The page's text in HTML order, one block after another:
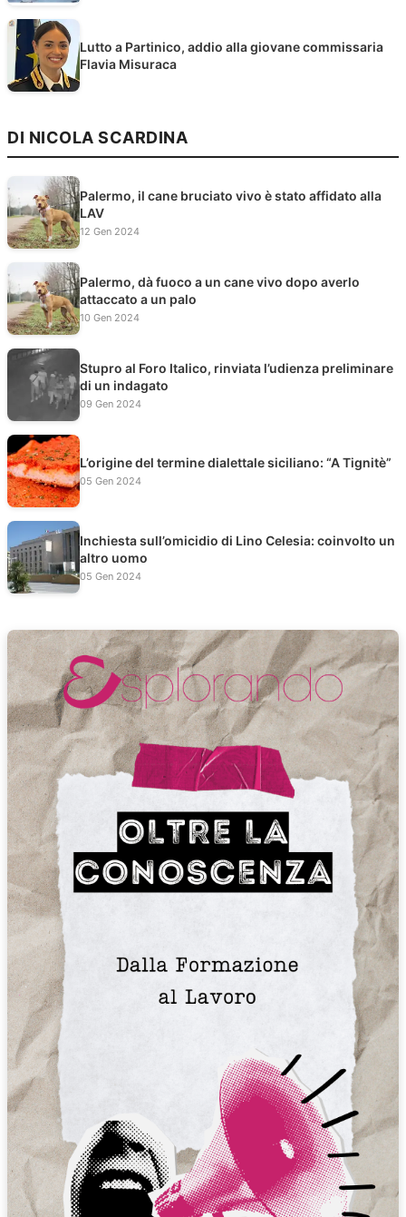
Lutto a Partinico, addio alla giovane commissaria
Flavia Misuraca
DI NICOLA SCARDINA
Palermo, il cane bruciato vivo è stato affidato alla
LAV
12 Gen 2024
Palermo, dà fuoco a un cane vivo dopo averlo
attaccato a un palo
10 Gen 2024
Stupro al Foro Italico, rinviata l’udienza preliminare
di un indagato
09 Gen 2024
L’origine del termine dialettale siciliano: “A Tignitè”
05 Gen 2024
Inchiesta sull’omicidio di Lino Celesia: coinvolto un
altro uomo
05 Gen 2024